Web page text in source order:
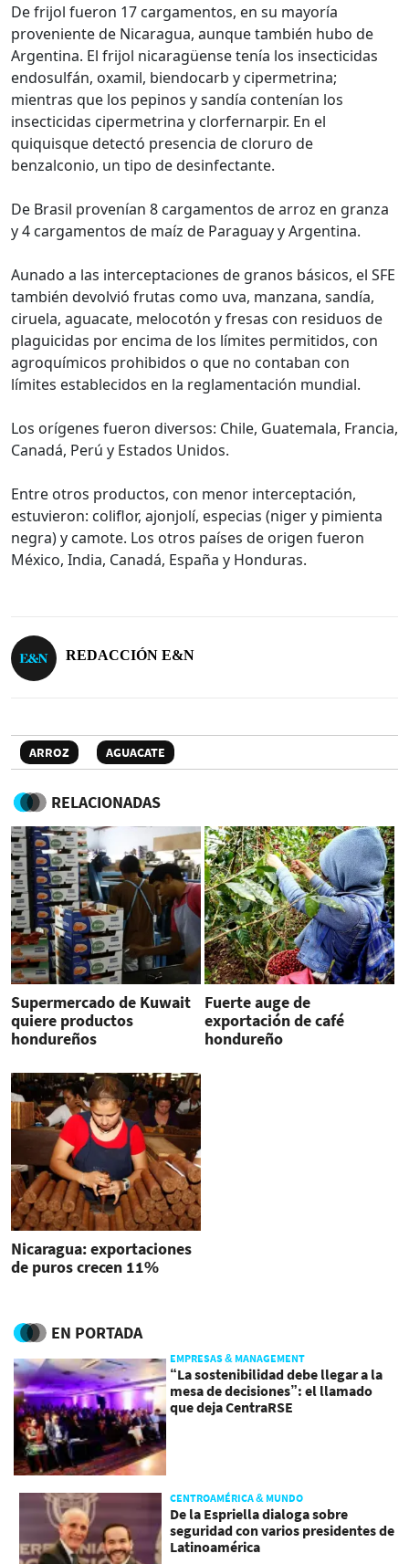
De frijol fueron 17 cargamentos, en su mayoría
proveniente de Nicaragua, aunque también hubo de
Argentina. El frijol nicaragüense tenía los insecticidas
endosulfán, oxamil, biendocarb y cipermetrina;
mientras que los pepinos y sandía contenían los
insecticidas cipermetrina y clorfernarpir. En el
quiquisque detectó presencia de cloruro de
benzalconio, un tipo de desinfectante.
De Brasil provenían 8 cargamentos de arroz en granza
y 4 cargamentos de maíz de Paraguay y Argentina.
Aunado a las interceptaciones de granos básicos, el SFE
también devolvió frutas como uva, manzana, sandía,
ciruela, aguacate, melocotón y fresas con residuos de
plaguicidas por encima de los límites permitidos, con
agroquímicos prohibidos o que no contaban con
límites establecidos en la reglamentación mundial.
Los orígenes fueron diversos: Chile, Guatemala, Francia,
Canadá, Perú y Estados Unidos.
Entre otros productos, con menor interceptación,
estuvieron: coliflor, ajonjolí, especias (niger y pimienta
negra) y camote. Los otros países de origen fueron
México, India, Canadá, España y Honduras.
REDACCIÓN E&N
ARROZ AGUACATE
RELACIONADAS
Supermercado de Kuwait
quiere productos
hondureños
Fuerte auge de
exportación de café
hondureño
Nicaragua: exportaciones
de puros crecen 11%
EN PORTADA
EMPRESAS & MANAGEMENT
“La sostenibilidad debe llegar a la
mesa de decisiones”: el llamado
que deja CentraRSE
CENTROAMÉRICA & MUNDO
De la Espriella dialoga sobre
seguridad con varios presidentes de
Latinoamérica